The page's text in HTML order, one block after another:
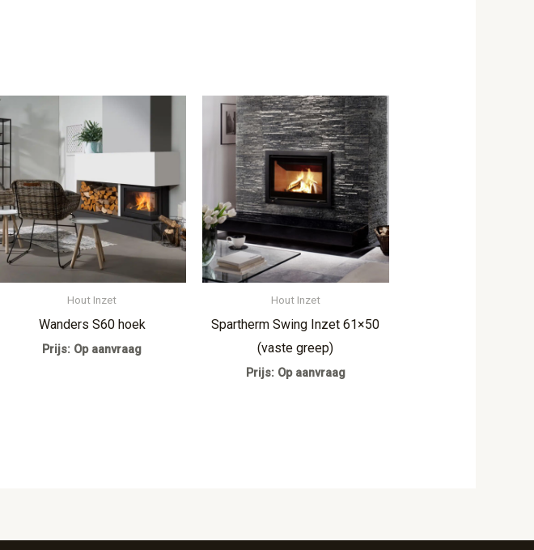
Hout Inzet
Wanders S60 hoek
Prijs: Op aanvraag
Hout Inzet
Spartherm Swing Inzet 61×50
(vaste greep)
Prijs: Op aanvraag